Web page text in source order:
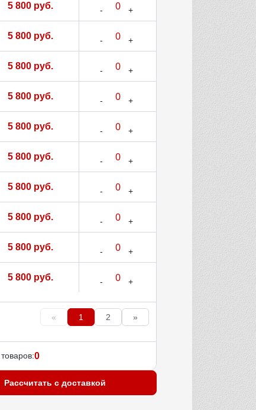
5 800 руб.
5 800 руб.
5 800 руб.
5 800 руб.
5 800 руб.
5 800 руб.
5 800 руб.
5 800 руб.
5 800 руб.
5 800 руб.
« 1 2 »
0
Рассчитать с доставкой